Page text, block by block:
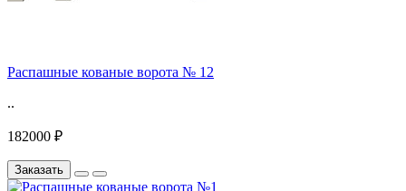
Распашные кованые ворота № 12
..
182000 ₽
Заказать